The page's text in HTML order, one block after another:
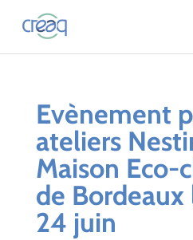
Evènement
ateliers
Maison Eco-
de Bordeaux
24 juin